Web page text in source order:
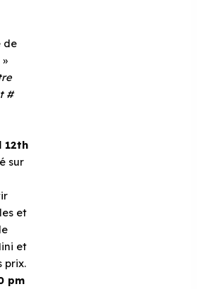
de
#
12th
sur
et
et
prix.
pm